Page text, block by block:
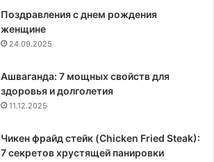
Поздравления с днем рождения
женщине
24.09.2025
Ашваганда: 7 мощных свойств для
здоровья и долголетия
11.12.2025
Чикен фрайд стейк (Chicken Fried Steak):
7 секретов хрустящей панировки